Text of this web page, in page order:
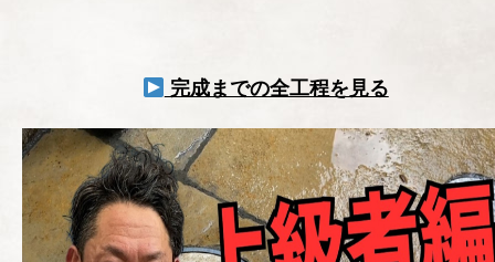
完成までの全工程を見る